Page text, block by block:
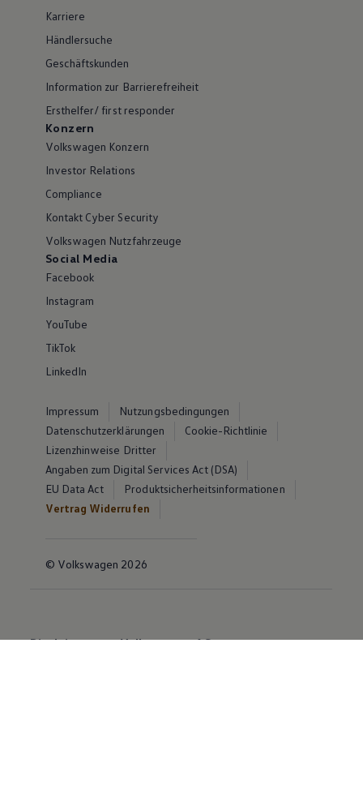
Karriere
Händlersuche
Geschäftskunden
Information zur Barrierefreiheit
Ersthelfer/ first responder
Konzern
Volkswagen Konzern
Investor Relations
Compliance
Kontakt Cyber Security
Volkswagen Nutzfahrzeuge
Social Media
Facebook
Instagram
YouTube
TikTok
LinkedIn
Impressum
Nutzungsbedingungen
Datenschutzerklärungen
Cookie-Richtlinie
Lizenzhinweise Dritter
Angaben zum Digital Services Act (DSA)
EU Data Act
Produktsicherheitsinformationen
Vertrag Widerrufen
© Volkswagen 2026
Disclaimer von Volkswagen AG